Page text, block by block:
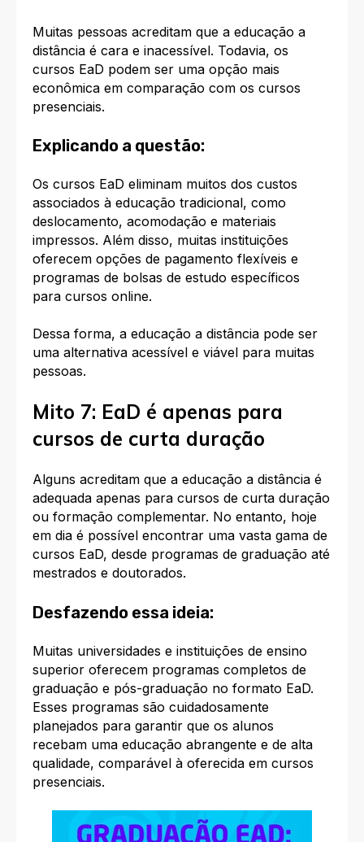
Muitas pessoas acreditam que a educação a
distância é cara e inacessível. Todavia, os
cursos EaD podem ser uma opção mais
econômica em comparação com os cursos
presenciais.
Explicando a questão:
Os cursos EaD eliminam muitos dos custos
associados à educação tradicional, como
deslocamento, acomodação e materiais
impressos. Além disso, muitas instituições
oferecem opções de pagamento flexíveis e
programas de bolsas de estudo específicos
para cursos online.
Dessa forma, a educação a distância pode ser
uma alternativa acessível e viável para muitas
pessoas.
Mito 7: EaD é apenas para
cursos de curta duração
Alguns acreditam que a educação a distância é
adequada apenas para cursos de curta duração
ou formação complementar. No entanto, hoje
em dia é possível encontrar uma vasta gama de
cursos EaD, desde programas de graduação até
mestrados e doutorados.
Desfazendo essa ideia:
Muitas universidades e instituições de ensino
superior oferecem programas completos de
graduação e pós-graduação no formato EaD.
Esses programas são cuidadosamente
planejados para garantir que os alunos
recebam uma educação abrangente e de alta
qualidade, comparável à oferecida em cursos
presenciais.